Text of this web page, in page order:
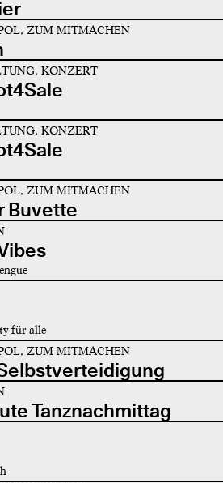
ZUM MITMACHEN
KONZERT
KONZERT
ZUM MITMACHEN
Buvette
für alle
ZUM MITMACHEN
Tanznachmittag